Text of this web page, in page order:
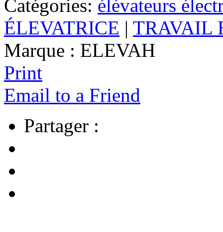
Catégories: élévateurs
ÉLEVATRICE | TRAVAIL
Marque : ELEVAH
Print
Email to a Friend
Partager :